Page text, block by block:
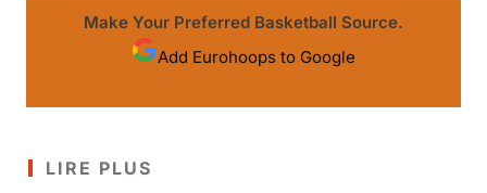
Make Your Preferred Basketball Source.
Add Eurohoops to Google
LIRE PLUS